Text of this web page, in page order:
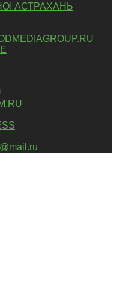
АСТРАХАНЬ